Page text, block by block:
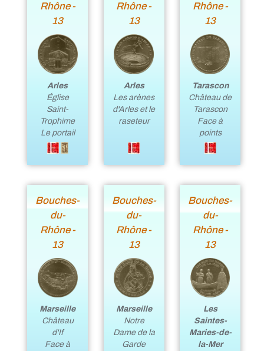
Rhône -
13
Arles
Église
Saint-
Trophime
Le portail
Rhône -
13
Arles
Les arènes
d'Arles et le
raseteur
Rhône -
13
Tarascon
Château de
Tarascon
Face à
points
Bouches-
du-
Rhône -
13
Marseille
Château
d'If
Face à
Bouches-
du-
Rhône -
13
Marseille
Notre
Dame de la
Garde
Bouches-
du-
Rhône -
13
Les
Saintes-
Maries-de-
la-Mer